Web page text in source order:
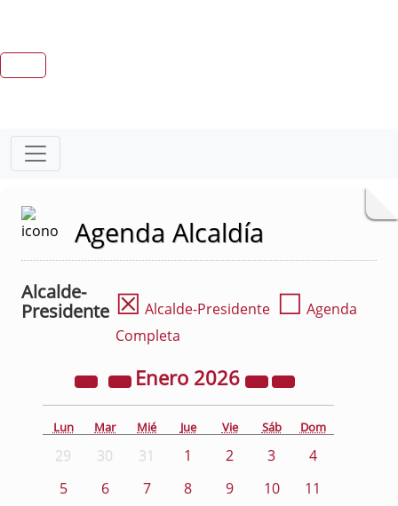
Agenda Alcaldía
Alcalde-
Presidente ☒ Alcalde-Presidente ☐ Agenda
Completa
Enero 2026
Lun Mar Mié Jue Vie Sáb Dom
29 30 31 1 2 3
4
5
6 7 8 9 10
11